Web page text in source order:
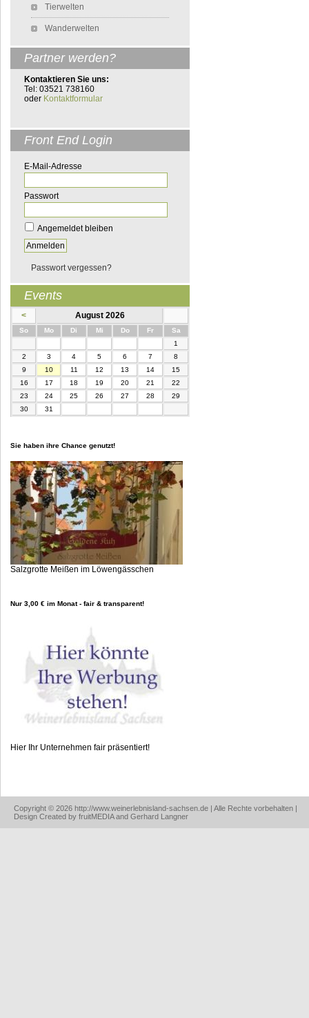
Tierwelten
Wanderwelten
Partner werden?
Kontaktieren Sie uns:
Tel: 03521 738160
oder Kontaktformular
Front End Login
E-Mail-Adresse
Passwort
Angemeldet bleiben
Passwort vergessen?
Events
< August 2026
SonntagMontag Di enstagMittwochDonnerstag
Freitag Samstag
1
2
3 4 5 6 7
8
9
10 11 12 13 14
15
16
17 18 19 20 21
22
23
24 25 26 27 28
29
30
31
Sie haben ihre Chance genutzt!
Salzgrotte Meißen im Löwengässchen
Nur 3,00 € im Monat - fair & transparent!
Hier Ihr Unternehmen fair präsentiert!
Copyright © 2026 http://www.weinerlebnisland-sachsen.de | Alle Rechte vorbehalten |
Design Created by fruitMEDIA and Gerhard Langner